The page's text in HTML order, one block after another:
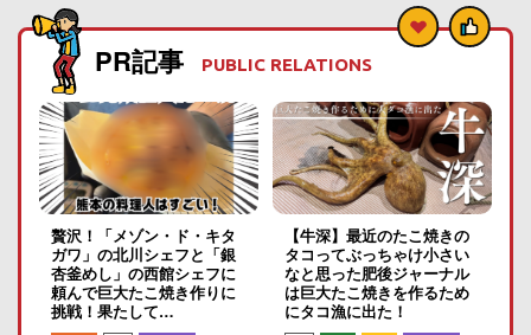
PR記事 PUBLIC RELATIONS
贅沢！「メゾン・ド・キタ
ガワ」の北川シェフと「銀
杏釜めし」の西館シェフに
頼んで巨大たこ焼き作りに
挑戦！果たして…
【牛深】最近のたこ焼きの
タコってぶっちゃけ小さい
なと思った肥後ジャーナル
は巨大たこ焼きを作るため
にタコ漁に出た！